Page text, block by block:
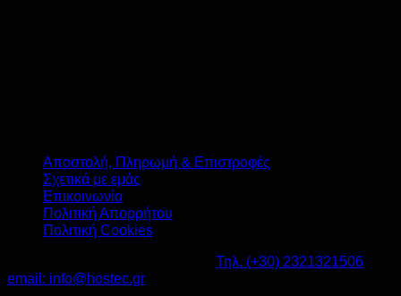
Αποστολή, Πληρωμή & Επιστροφές
Σχετικά με εμάς
Επικοινωνία
Πολιτική Απορρήτου
Πολιτική Cookies
Τηλ. (+30) 2321321506
email: info@hostec.gr